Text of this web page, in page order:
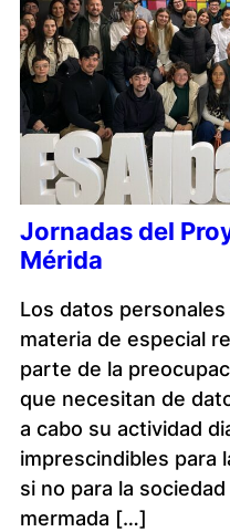
Jornadas del
Mérida
Los datos
materia de especial
parte de la
que necesitan de
a cabo su actividad
imprescindibles para
si no para la
mermada […]